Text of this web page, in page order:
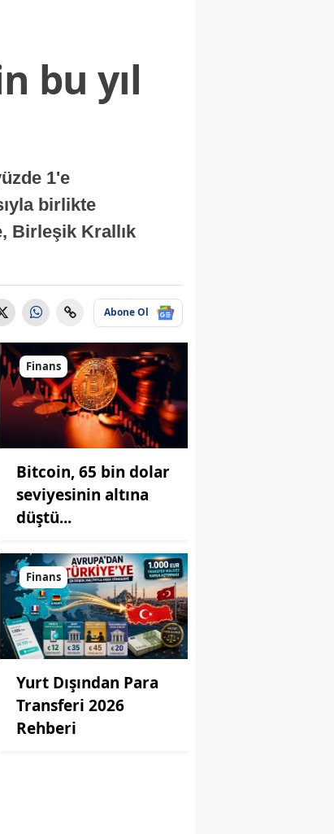
bu yıl
1'e
birlikte
Birleşik Krallık
Abone Ol
Finans
Bitcoin, 65 bin dolar
seviyesinin altına
düştü...
Finans
Yurt Dışından Para
Transferi 2026
Rehberi